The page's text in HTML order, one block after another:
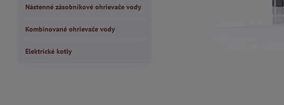
Nástenné zásobníkové ohrievače vody
Kombinované ohrievače vody
Elektrické kotly